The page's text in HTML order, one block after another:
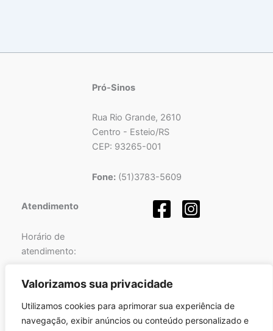
Valorizamos sua privacidade
Utilizamos cookies para aprimorar sua experiência de
navegação, exibir anúncios ou conteúdo personalizado e
Pró-Sinos
Rua Rio Grande, 2610
Centro - Esteio/RS
CEP: 93265-001
Fone:(51)3783-5609
Atendimento
Horário de
atendimento:
Segunda a Sexta-feira
das13hàs17h.